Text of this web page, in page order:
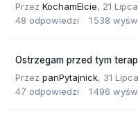
Przez KochamElcie, 21 Lipca
48 odpowiedzi 1 538
Ostrzegam przed tym
Przez panPytajnick, 31 Lipca
47 odpowiedzi 1 496